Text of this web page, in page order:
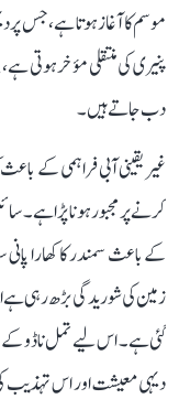
موسم کا آغاز ہوتا ہے، جس پر
پنیری کی منتقلی مؤخر ہوتی
دب جاتے ہیں۔
غیر یقینی آبی فراہمی کے
کرنے پر مجبور ہونا پڑا ہے۔
کے باعث سمندر کا کھارا
زمین کی شوریدگی بڑھ رہی ہے
گئی ہے۔ اس لیے تمل ناڈو کے
دیہی معیشت اور اس تہذیب